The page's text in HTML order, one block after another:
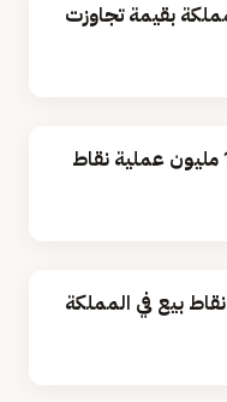
بقيمة تجاوزت
بقيمة تجاوزت 12 مليار ريال.. 189 مليون عملية نقاط
عملية نقاط بيع في المملكة